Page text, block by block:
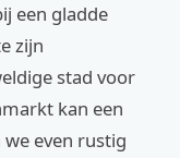
een gladde
zijn
stad voor
kan een
even rustig